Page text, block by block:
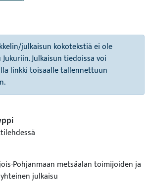
julkaisun kokotekstiä ei ole
Julkaisun tiedoissa voi
linkki toisaalle tallennettuun
Pohjanmaan metsäalan toimijoiden ja
julkaisu